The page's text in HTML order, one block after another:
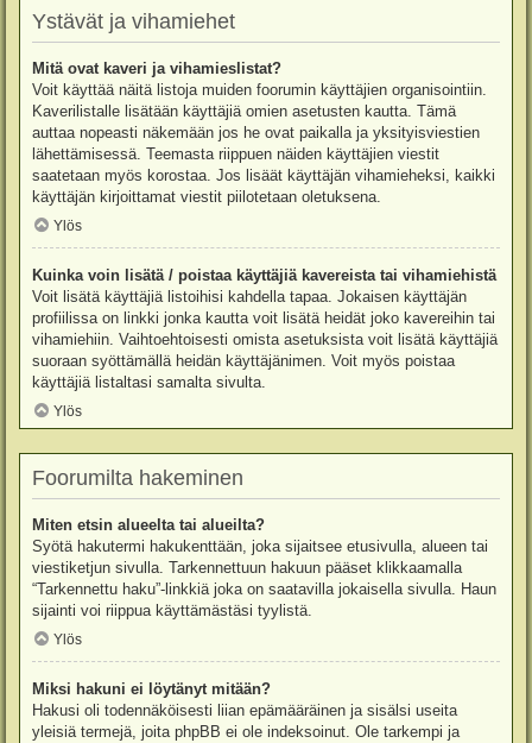
Ystävät ja vihamiehet
Mitä ovat kaveri ja vihamieslistat?
Voit käyttää näitä listoja muiden foorumin käyttäjien organisointiin.
Kaverilistalle lisätään käyttäjiä omien asetusten kautta. Tämä
auttaa nopeasti näkemään jos he ovat paikalla ja yksityisviestien
lähettämisessä. Teemasta riippuen näiden käyttäjien viestit
saatetaan myös korostaa. Jos lisäät käyttäjän vihamieheksi, kaikki
käyttäjän kirjoittamat viestit piilotetaan oletuksena.
Ylös
Kuinka voin lisätä / poistaa käyttäjiä kavereista tai vihamiehistä
Voit lisätä käyttäjiä listoihisi kahdella tapaa. Jokaisen käyttäjän
profiilissa on linkki jonka kautta voit lisätä heidät joko kavereihin tai
vihamiehiin. Vaihtoehtoisesti omista asetuksista voit lisätä käyttäjiä
suoraan syöttämällä heidän käyttäjänimen. Voit myös poistaa
käyttäjiä listaltasi samalta sivulta.
Ylös
Foorumilta hakeminen
Miten etsin alueelta tai alueilta?
Syötä hakutermi hakukenttään, joka sijaitsee etusivulla, alueen tai
viestiketjun sivulla. Tarkennettuun hakuun pääset klikkaamalla
“Tarkennettu haku”-linkkiä joka on saatavilla jokaisella sivulla. Haun
sijainti voi riippua käyttämästäsi tyylistä.
Ylös
Miksi hakuni ei löytänyt mitään?
Hakusi oli todennäköisesti liian epämääräinen ja sisälsi useita
yleisiä termejä, joita phpBB ei ole indeksoinut. Ole tarkempi ja